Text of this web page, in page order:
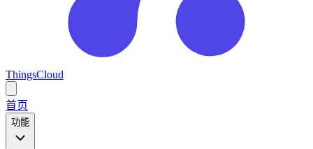
ThingsCloud
main
menu
首页
功能